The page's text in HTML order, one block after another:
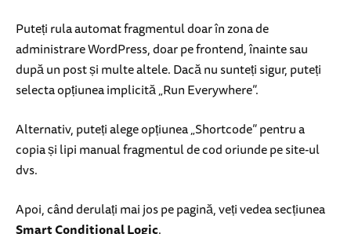
Puteți rula automat fragmentul doar în zona de
administrare WordPress, doar pe frontend, înainte sau
după un post și multe altele. Dacă nu sunteți sigur, puteți
selecta opțiunea implicită „Run Everywhere”.
Alternativ, puteți alege opțiunea „Shortcode” pentru a
copia și lipi manual fragmentul de cod oriunde pe site-ul
dvs.
Apoi, când derulați mai jos pe pagină, veți vedea secțiunea
Smart Conditional Logic.